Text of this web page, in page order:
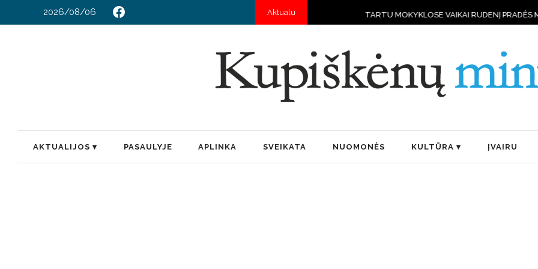
2026/08/06 Aktualu
TARTU MOKYKLOSE VAIKAI RUDENĮ PRADĖS MOKYTIS VALDYTI DRONUS
AKTUALIJOS PASAULYJE APLINKA SVEIKATA NUOMONĖS KULTŪRA ĮVAIRU